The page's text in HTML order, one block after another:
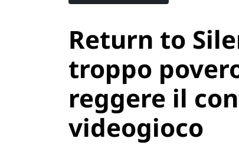
Return to
troppo
reggere il
videogioco